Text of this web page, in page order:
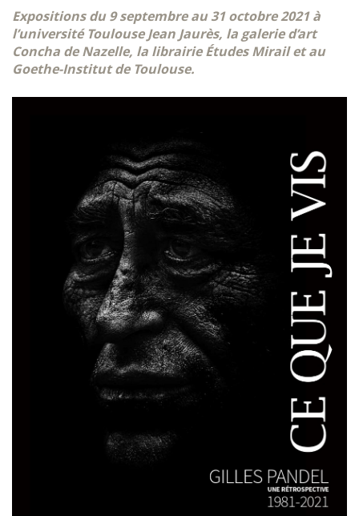
Expositions du 9 septembre au 31 octobre 2021 à
l’université Toulouse Jean Jaurès, la galerie d’art
Concha de Nazelle, la librairie Études Mirail et au
Goethe-Institut de Toulouse.